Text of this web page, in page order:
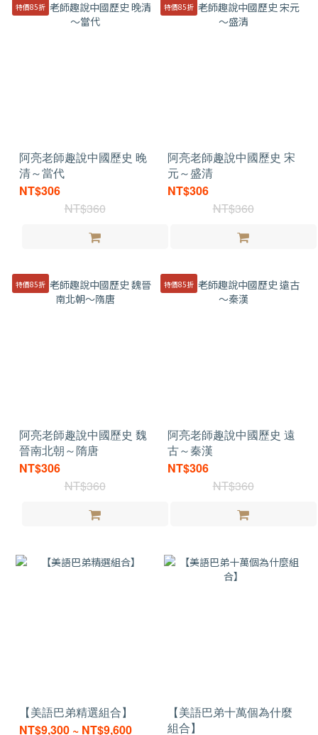
特價85折
阿亮老師趣說中國歷史 晚
清～當代
NT$306
NT$360
特價85折
阿亮老師趣說中國歷史 宋
元～盛清
NT$306
NT$360
特價85折
阿亮老師趣說中國歷史 魏
晉南北朝～隋唐
NT$306
NT$360
特價85折
阿亮老師趣說中國歷史 遠
古～秦漢
NT$306
NT$360
【美語巴弟精選組合】
NT$9,300 ~ NT$9,600
【美語巴弟十萬個為什麼
組合】